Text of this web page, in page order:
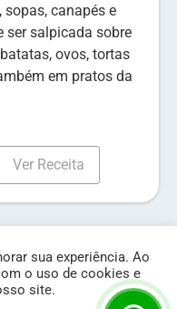
sopas, canapés e
ser salpicada sobre
ovos, tortas
em pratos da
Ver Receita
sua experiência. Ao
o uso de cookies e
site.